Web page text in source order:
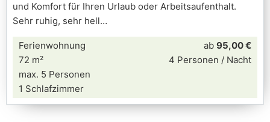
und Komfort für Ihren Urlaub oder Arbeitsaufenthalt.
Sehr ruhig, sehr hell
Ferienwohnung
72 m²
max. 5 Personen
1 Schlafzimmer
ab 95,00 €
4 Personen / Nacht